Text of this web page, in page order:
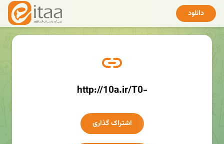
دانلود
http://10a.ir/T0-
اشتراک گذاری